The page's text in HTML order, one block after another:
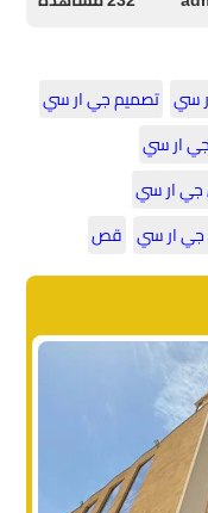
سي تصميم جي ار سي
ار سي
جي ار سي
جي ار سي قص